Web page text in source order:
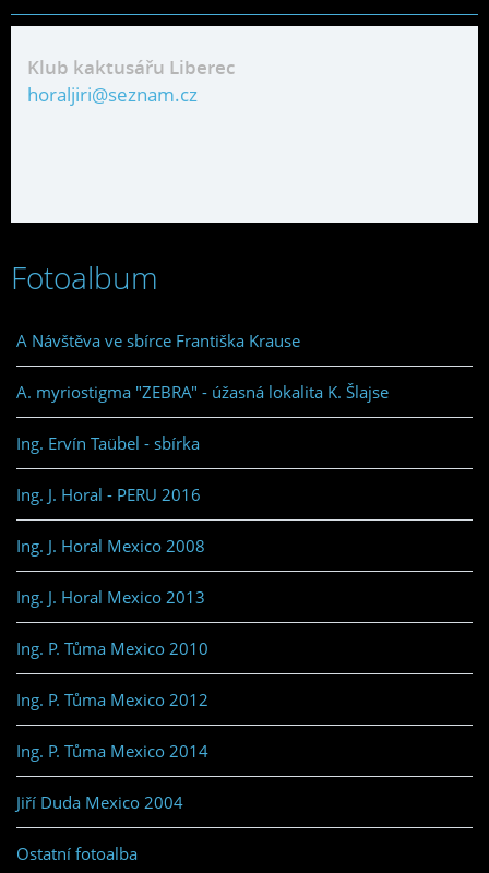
Klub kaktusářu Liberec
horaljiri@seznam.cz
Fotoalbum
A Návštěva ve sbírce Františka Krause
A. myriostigma "ZEBRA" - úžasná lokalita K. Šlajse
Ing. Ervín Taübel - sbírka
Ing. J. Horal - PERU 2016
Ing. J. Horal Mexico 2008
Ing. J. Horal Mexico 2013
Ing. P. Tůma Mexico 2010
Ing. P. Tůma Mexico 2012
Ing. P. Tůma Mexico 2014
Jiří Duda Mexico 2004
Ostatní fotoalba